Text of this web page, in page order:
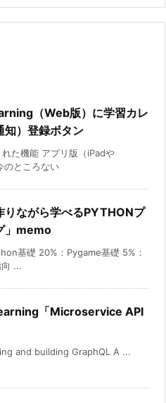
（Web版）に学習カレ
知）登録ボタン
た機能 アプリ版（iPadや
のところない
りながら学べるPYTHONプ
」memo
基礎 20%：Pygame基礎 5%：
...
「Microservice API
and building GraphQL A ...